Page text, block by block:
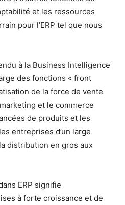
et les ressources
pour l’ERP tel que nous
à la Business Intelligence
des fonctions « front
de la force de vente
et le commerce
de produits et les
entreprises d’un large
distribution en gros aux
ERP signifie
à forte croissance et de